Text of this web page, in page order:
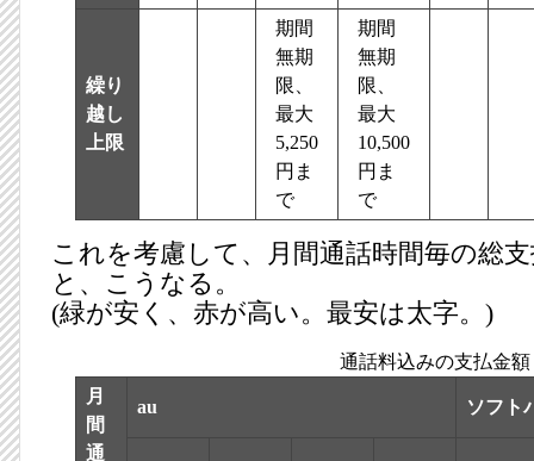
繰り
越し
上限
期間
無期
限、
最大
5,250
円ま
で
期間
無期
限、
最大
10,500
円ま
で
これを考慮して、月間通話時間毎の総
と、こうなる。
(緑が安く、赤が高い。最安は太字。)
通話料込みの支払金額
月
間
通
au ソフト